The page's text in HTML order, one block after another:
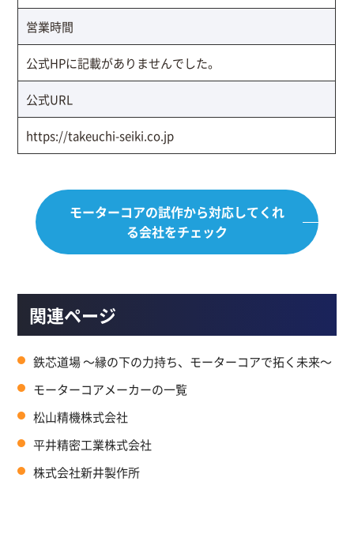
営業時間
公式HPに記載がありませんでした。
公式URL
https://takeuchi-seiki.co.jp
モーターコアの試作から対応してくれ
る会社をチェック
関連ページ
鉄芯道場 ～縁の下の力持ち、モーターコアで拓く未来～
モーターコアメーカーの一覧
松山精機株式会社
平井精密工業株式会社
株式会社新井製作所